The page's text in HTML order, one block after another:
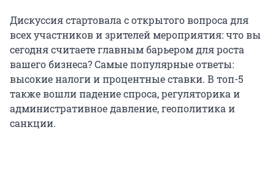
Дискуссия стартовала с открытого вопроса для
всех участников и зрителей мероприятия: что вы
сегодня считаете главным барьером для роста
вашего бизнеса? Самые популярные ответы:
высокие налоги и процентные ставки. В топ-5
также вошли падение спроса, регуляторика и
административное давление, геополитика и
санкции.